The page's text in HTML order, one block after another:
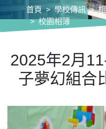
首頁 學校傳訊
校園相簿
2025年2月
子夢幻組合